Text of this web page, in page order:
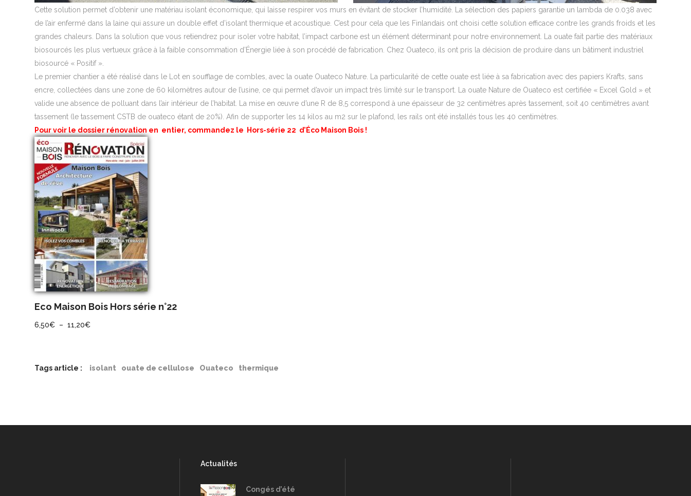
Cette solution permet d’obtenir une matériau isolant économique, qui laisse respirer vos murs en évitant de stocker l’humidité. La sélection des papiers garantie un lambda de 0.038 avec
de l’air enfermé dans la laine qui assure un double effet d’isolant thermique et acoustique. C’est pour cela que les Finlandais ont choisi cette solution efficace contre les grands froids et les
grandes chaleurs. Dans la solution que vous retiendrez pour isoler votre habitat, l’impact carbone est un élément déterminant pour notre environnement. La ouate fait partie des matériaux
biosourcés les plus vertueux grâce à la faible consommation d’Énergie liée à son procédé de fabrication. Chez Ouateco, ils ont pris la décision de produire dans un bâtiment industriel
biosourcé « Positif ».
Le premier chantier a été réalisé dans le Lot en soufflage de combles, avec la ouate Ouateco Nature. La particularité de cette ouate est liée à sa fabrication avec des papiers Krafts, sans
encre, collectées dans une zone de 60 kilomètres autour de l’usine, ce qui permet d’avoir un impact très limité sur le transport. La ouate Nature de Ouateco est certifiée « Excel Gold » et
valide une absence de polluant dans l’air intérieur de l’habitat. La mise en œuvre d’une R de 8,5 correspond à une épaisseur de 32 centimètres après tassement, soit 40 centimètres avant
tassement (le tassement CSTB de ouateco étant de 20%). Afin de supporter les 14 kilos au m2 sur le plafond, les rails ont été installés tous les 40 centimètres.
Pour voir le dossier rénovation en entier, commandez le Hors-série 22 d’Éco Maison Bois !
Ce
produit
a
plusieurs
variations.
Les
options
peuvent
Eco Maison Bois Hors série n°22
6,50€ – 11,20€Plage
6,50€
Tags article : isolant ouate de cellulose Ouateco thermique
Actualités
Congés d’été